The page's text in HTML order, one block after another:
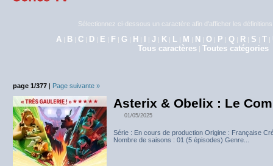
Sélectionnez ci-dessous un caractère afin d'afficher les
A | B | C | D | E | F | G | H | I |J | K | L | M | N | O | P | Q | R | S | T |
Tous caractères | Toutes catégories
page 1/377 | Page suivante »
Asterix & Obelix : Le
01/05/2025
Série : En cours de production Origine : Française
Nombre de saisons : 01 (5 épisodes) Genre...